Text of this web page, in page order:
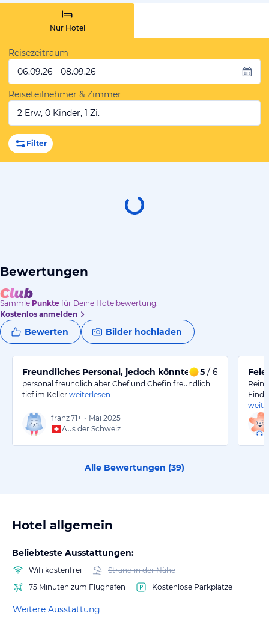
Nur Hotel
Reisezeitraum
06.09.26 - 08.09.26
Reiseteilnehmer & Zimmer
2 Erw, 0 Kinder, 1 Zi.
Filter
Bewertungen
Sammle Punkte für Deine Hotelbewertung.
Kostenlos anmelden
Bewerten Bilder hochladen
Freundliches Personal, jedoch könnte die Küche
5 / 6
personal freundlich aber Chef und Chefin freundlich
tief im Keller weiterlesen
franz71+ • Mai 2025
Aus der Schweiz
Rein
Alle Bewertungen (39)
Hotel allgemein
Beliebteste Ausstattungen:
Wifi kostenfrei
Strand in der Nähe
75 Minuten zum Flughafen
Kostenlose Parkplätze
Weitere Ausstattung